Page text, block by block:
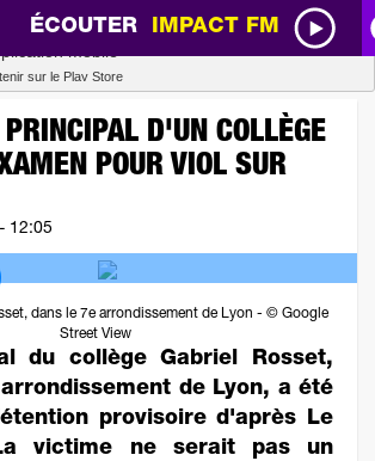
ÉCOUTER IMPACT FM
D'UN COLLÈGE
POUR VIOL SUR
12:05
dans le 7e arrondissement de Lyon - © Google
Street View
du collège Gabriel Rosset,
de Lyon, a été
provisoire d'après Le
victime ne serait pas un
SCOOP
sur le Play Store
Télécharger